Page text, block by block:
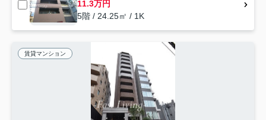
11.3万円
5階 / 24.25㎡ / 1K
賃貸マンション